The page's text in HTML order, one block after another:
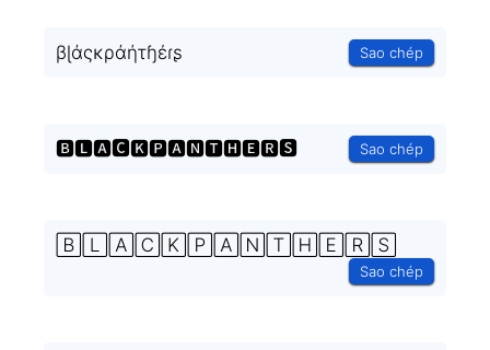
βɭάςκράήτɧέɾʂ Sao chép
🅱🅻🅰🅲🅺🅿🅰🅽🆃🅷🅴🆁🆂 Sao chép
🄱🄻🄰🄲🄺🄿🄰🄽🅃🄷🄴🅁🅂
Sao chép